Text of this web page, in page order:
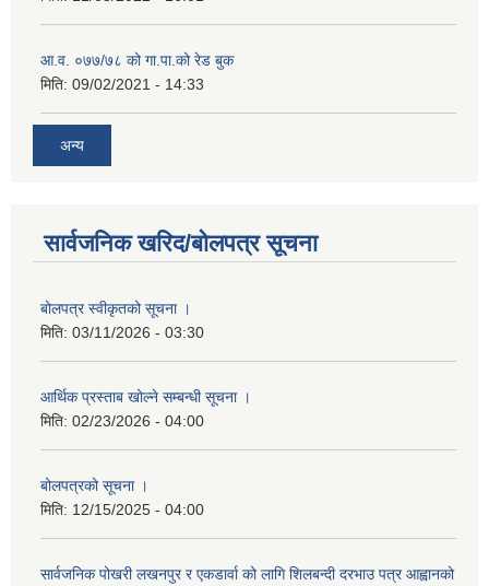
आ.व. ०७७/७८ को गा.पा.को रेड बुक
मिति: 09/02/2021 - 14:33
अन्य
सार्वजनिक खरिद/बोलपत्र सूचना
बोलपत्र स्वीकृतको सूचना ।
मिति: 03/11/2026 - 03:30
आर्थिक प्रस्ताब खोल्ने सम्बन्धी सूचना ।
मिति: 02/23/2026 - 04:00
बोलपत्रको सूचना ।
मिति: 12/15/2025 - 04:00
सार्वजनिक पोखरी लखनपुर र एकडार्वा को लागि शिलबन्दी दरभाउ पत्र आह्वानको